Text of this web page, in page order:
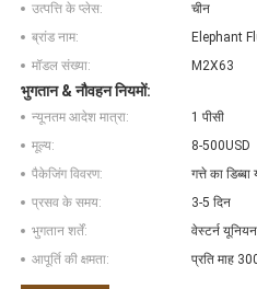
उत्पत्ति के प्लेस:
चीन
ब्रांड नाम:
Elephant
मॉडल संख्या:
M2X63
भुगतान & नौवहन नियमों:
न्यूनतम आदेश मात्रा:
1 पीसी
मूल्य:
8-500USD
पैकेजिंग विवरण:
गत्ते का
प्रसव के समय:
3-5 दिन
भुगतान शर्तें:
वेस्टर्न
आपूर्ति की क्षमता:
प्रति माह